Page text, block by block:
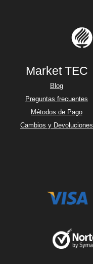
Market TEC
Blog
Preguntas frecuentes
Métodos de Pago
Cambios y Devoluciones